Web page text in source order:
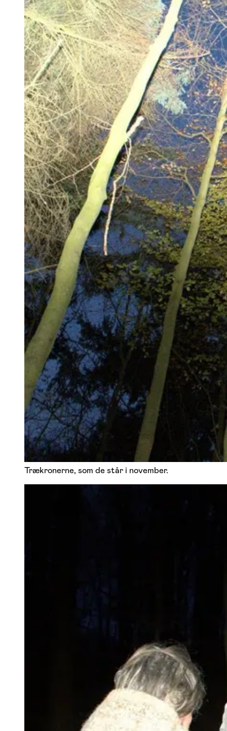
Trækronerne, som de står i november.